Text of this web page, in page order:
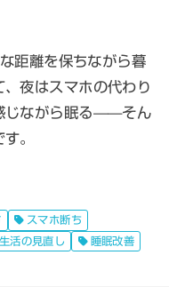
距離を保ちながら暮
夜はスマホの代わり
じながら眠る——そん
。
スマホ断ち
生活の見直し
睡眠改善